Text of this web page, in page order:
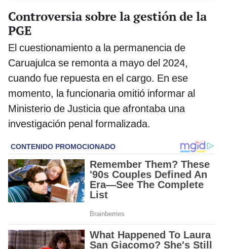
Controversia sobre la gestión de la
PGE
El cuestionamiento a la permanencia de
Caruajulca se remonta a mayo del 2024,
cuando fue repuesta en el cargo. En ese
momento, la funcionaria omitió informar al
Ministerio de Justicia que afrontaba una
investigación penal formalizada.